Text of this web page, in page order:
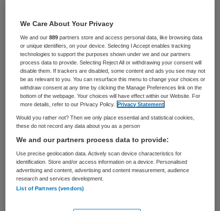
Er moeten voor tandartsen richtlijnen
komen die aangeven wat de beste
behandeling is voor een bepaalde
aandoening. Dat bepleit de
Gezondheidsraad in een vrijdag
gepresenteerd rapport. De raad wil een
systeem dat vergelijkbaar is met de
geneeskunde.
Volgens de raad moet er meer onderzoek
worden gedaan, om zo wetenschappelijk
onderbouwde richtlijnen te kunnen
opstellen. Dat zou de kwaliteit van de zorg
verbeteren en de verschillen in de aanpak
We Care About Your Privacy
We and our889 partners store and access personal data, like browsing data
or unique identifiers, on your device. Selecting I Accept enables tracking
technologies to support the purposes shown under we and our partners
process data to provide. Selecting Reject All or withdrawing your consent will
disable them. If trackers are disabled, some content and ads you see may not
be as relevant to you. You can resurface this menu to change your choices or
withdraw consent at any time by clicking the Manage Preferences link on the
bottom of the webpage. Your choices will have effect within our Website. For
more details, refer to our Privacy Policy.
Privacy Statement
Would you rather not? Then we only place essential and statistical cookies,
these do not record any data about you as a person
We and our partners process data to provide:
Use precise geolocation data. Actively scan device characteristics for
identification. Store and/or access information on a device. Personalised
advertising and content, advertising and content measurement, audience
research and services development.
List of Partners (vendors)